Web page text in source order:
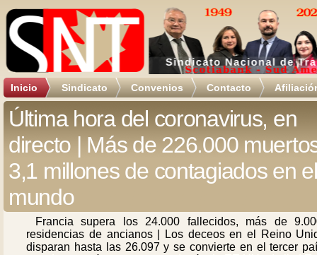
Inicio Sindicato Convenios Contacto
Última hora del coronavirus, en
directo | Más de 226.000
3,1 millones de contagiados en el
mundo
Francia supera los 24.000 fallecidos, más de
residencias de ancianos | Los deceos en el Reino
disparan hasta las 26.097 y se convierte en el tercer